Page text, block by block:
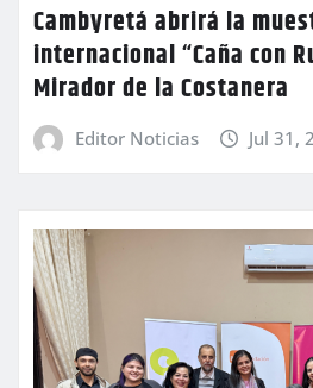
Cambyretá abrirá la
internacional “Caña con
Mirador de la Costanera
Editor Noticias Jul 31,